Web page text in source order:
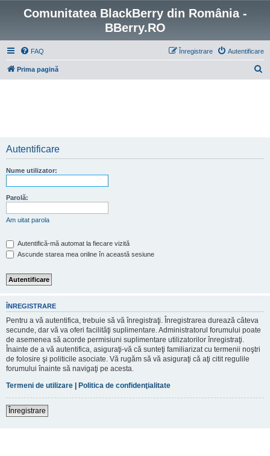
Comunitatea BlackBerry din România -
BBerry.RO
FAQ Autentificare
Înregistrare
Prima pagină
Autentificare
Nume utilizator:
Parolă:
Am uitat parola
Autentifică-mă automat la fiecare vizită
Ascunde starea mea online în această sesiune
ÎNREGISTRARE
Pentru a vă autentifica, trebuie să vă înregistraţi. Înregistrarea durează câteva
secunde, dar vă va oferi facilităţi suplimentare. Administratorul forumului poate
de asemenea să acorde permisiuni suplimentare utilizatorilor înregistraţi.
Înainte de a vă autentifica, asiguraţi-vă că sunteţi familiarizat cu termenii noştri
de folosire şi politicile asociate. Vă rugăm să vă asiguraţi că aţi citit regulile
forumului înainte să navigaţi pe acesta.
Termeni de utilizare | Politica de confidenţialitate
Înregistrare